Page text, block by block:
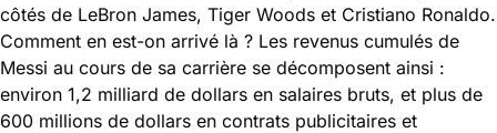
côtés de LeBron James, Tiger Woods et Cristiano Ronaldo.
Comment en est-on arrivé là ? Les revenus cumulés de
Messi au cours de sa carrière se décomposent ainsi :
environ 1,2 milliard de dollars en salaires bruts, et plus de
600 millions de dollars en contrats publicitaires et